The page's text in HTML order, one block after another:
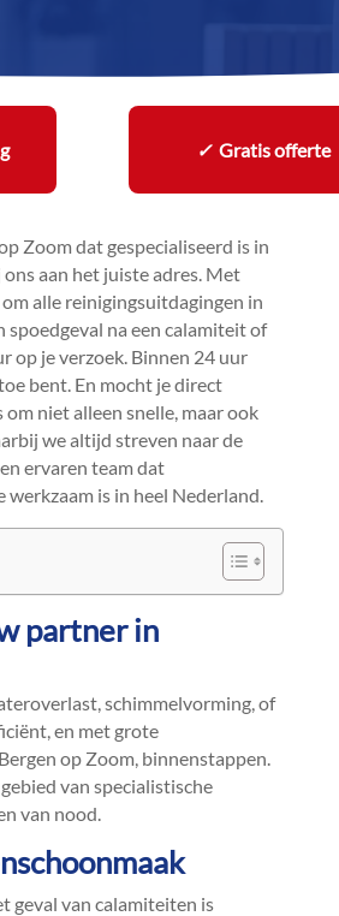
✓Gratis offerte
Zoom dat gespecialiseerd is in
aan het juiste adres.​ Met
alle reinigingsuitdagingen in
spoedgeval na een calamiteit of
op je verzoek.​ Binnen 24 uur
bent.​ En mocht je direct
niet alleen snelle, maar ook
we altijd streven naar de
ervaren team dat
werkzaam is in heel Nederland.​
partner in
schimmelvorming, of
en met grote
op Zoom, binnenstappen.​
van specialistische
van nood.​
geval van calamiteiten is